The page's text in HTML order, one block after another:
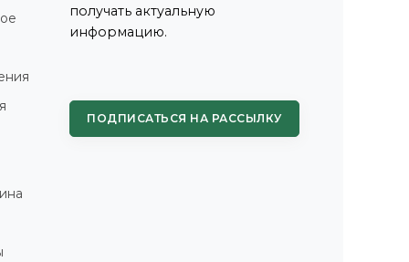
получать актуальную
информацию.
ПОДПИСАТЬСЯ НА РАССЫЛКУ